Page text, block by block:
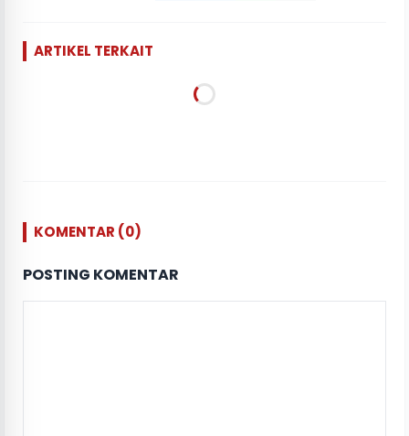
ARTIKEL TERKAIT
KOMENTAR (0)
POSTING KOMENTAR